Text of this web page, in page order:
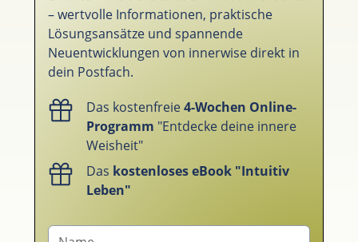
– wertvolle Informationen, praktische
Lösungsansätze und spannende
Neuentwicklungen von innerwise direkt in
dein Postfach.
Das kostenfreie4-Wochen Online-
Programm "Entdecke deine innere
Weisheit"
Das kostenloses eBook "Intuitiv
Leben"